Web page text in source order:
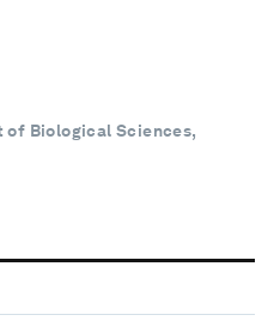
of Biological Sciences,